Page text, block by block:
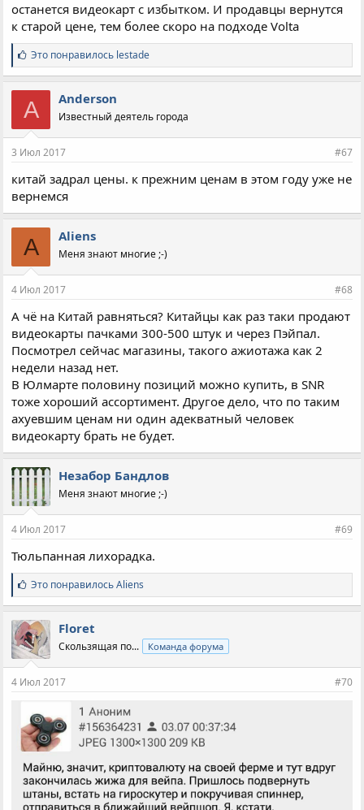
останется видеокарт с избытком. И продавцы вернутся
к старой цене, тем более скоро на подходе Volta
С
и
м
п
а
т
и
:
Это понравилось lestade
A Anderson
Известный деятель города
3 Июл 2017 #67
китай задрал цены. к прежним ценам в этом году уже не
вернемся
A Aliens
Меня знают многие ;-)
4 Июл 2017 #68
А чё на Китай равняться? Китайцы как раз таки продают
видеокарты пачками 300-500 штук и через Пэйпал.
Посмотрел сейчас магазины, такого ажиотажа как 2
недели назад нет.
В Юлмарте половину позиций можно купить, в SNR
тоже хороший ассортимент. Другое дело, что по таким
ахуевшим ценам ни один адекватный человек
видеокарту брать не будет.
Незабор Бандлов
Меня знают многие ;-)
4 Июл 2017 #69
Тюльпанная лихорадка.
С
и
м
п
а
т
и
:
Это понравилосьAliens
Floret
Скользящая по... Команда форума
4 Июл 2017 #70